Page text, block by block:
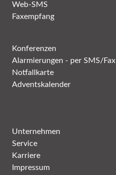
Web-SMS
Faxempfang
Konferenzen
Alarmierungen - per SMS/Fax
Notfallkarte
Adventskalender
Unternehmen
Service
Karriere
Impressum